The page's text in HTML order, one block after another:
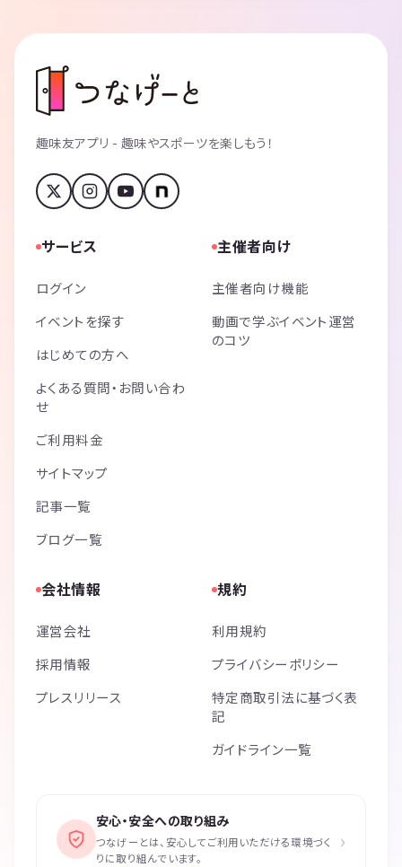
趣味友アプリ - 趣味やスポーツを楽しもう！
サービス
ログイン
イベントを探す
はじめての方へ
よくある質問・お問い合わ
せ
ご利用料金
サイトマップ
記事一覧
ブログ一覧
主催者向け
主催者向け機能
動画で学ぶイベント運営
のコツ
会社情報
運営会社
採用情報
プレスリリース
規約
利用規約
プライバシーポリシー
特定商取引法に基づく表
記
ガイドライン一覧
安心・安全への取り組み
つなげーとは、安心してご利用いただける環境づく
りに取り組んでいます。
›